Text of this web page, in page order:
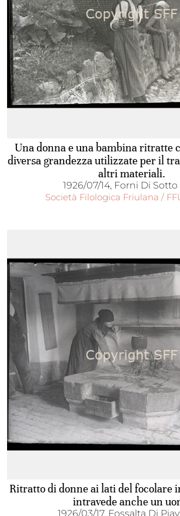
Una donna e una bambina ritratte
diversa grandezza utilizzate per il
altri materiali.
1926/07/14, Forni Di Sotto
Società Filologica Friulana /
Ritratto di donne ai lati del focolare
intravede anche un
1926/03/17, Fossalta Di